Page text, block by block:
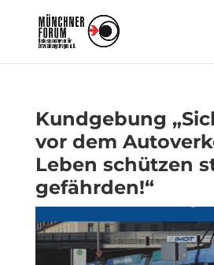
Kundgebung
vor dem
Leben schützen
gefährden!“